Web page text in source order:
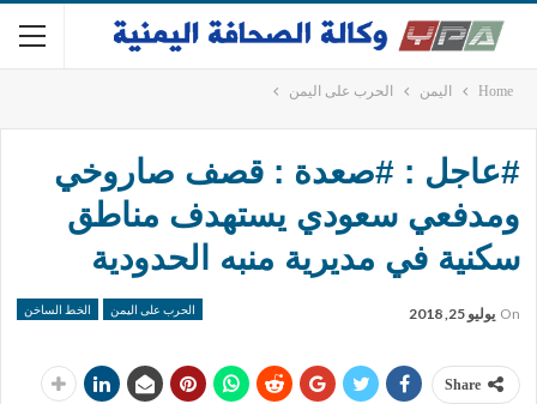
Home اليمن الحرب على اليمن
#عاجل : #صعدة : قصف صاروخي
ومدفعي سعودي يستهدف مناطق
سكنية في مديرية منبه الحدودية
الحرب على اليمن الخط الساخن On يوليو 25, 2018
Share